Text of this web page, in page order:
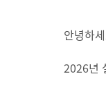
안녕하
2026년